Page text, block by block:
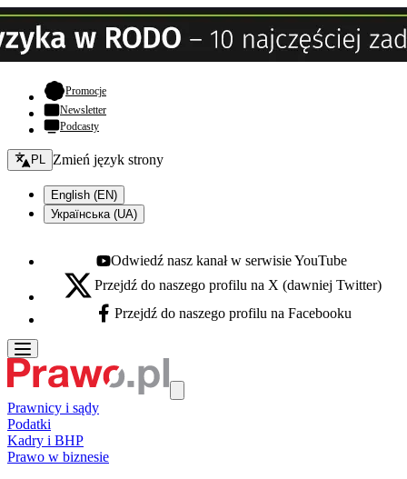
Promocje- otwiera się w nowej karcie
Newsletter
Podcasty
Zmień język - bieżący:
PL Zmień język strony
English (EN)
Українська (UA)
Youtube - otwiera się w nowej karcie
Odwiedź nasz kanał w serwisie YouTube
X - otwiera się w nowej karcie
Przejdź do naszego profilu na X (dawniej Twitter)
Facebook - otwiera się w nowej karcie
Przejdź do naszego profilu na Facebooku
Prawnicy i sądy
Podatki
Kadry i BHP
Prawo w biznesie